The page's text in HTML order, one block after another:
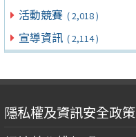
活動競賽 ( 2,018 )
宣導資訊 ( 2,114 )
隱私權及資訊安全政策